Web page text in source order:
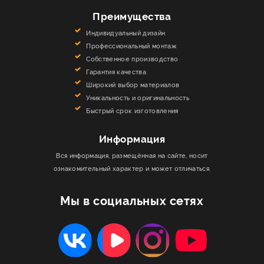
минимальной обработкой
Органичные формы
, повторяющие природные линии
Смелые архитектурные решения
Лестницы-трансформерыдля многофункциональных
Многоуровневые конструкциис зонированием
Интеграция систем храненияи полезных зон под
Как выбрать стиль лестницы для
вашего интерьера
Для классического интерьера
Резные балясины и кованые элементы
Массивные перила с фигурной обработкой
Для современного стиля
Глянцевые поверхности и хромированная сталь
Мы в социальных сетях
Преимущества
Индивидуальный дизайн
Профессиональный монтаж
Собственное производство
Гарантия качества
Широкий выбор материалов
Уникальность и оригинальность
Быстрый срок изготовления
Информация
Вся информация, размещённая на сайте, носит
ознакомительный характер и может отличаться.